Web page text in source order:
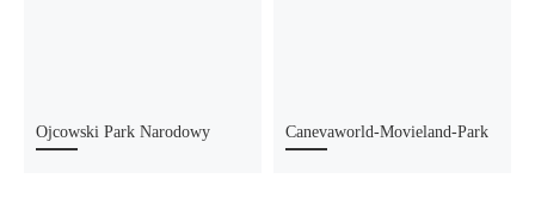
Ojcowski Park Narodowy Canevaworld-Movieland-Park